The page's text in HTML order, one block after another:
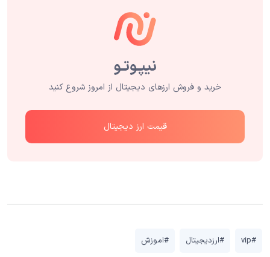
خرید و فروش ارزهای دیجیتال از امروز شروع کنید
قیمت ارز دیجیتال
#vip #ارزدیجیتال #اموزش